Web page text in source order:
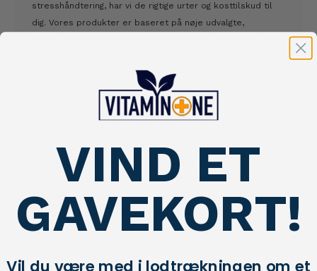
stresshåndtering, har vi de rigtige urter og kosttilskud til
dig. Vores produkter er baseret på nøje udvalgte,
sundhedsfremmende egenskaber.
Urter til bedre mental sundhed
kendt for deres positive effekt på hukommelsen,
koncentrationen og stressreduktion. Lion's Mane, en
svamp der booste hukommelsen, og Ashwagandha, en
adaptogen urt der hjælper med at balancere stress, er to
af vores mest populære produkter. Begge produkter er
veganske og kan hjælpe dig med at få mere ro i sindet og
VIND ET
GAVEKORT!
Vil du være med i lodtrækningen om et